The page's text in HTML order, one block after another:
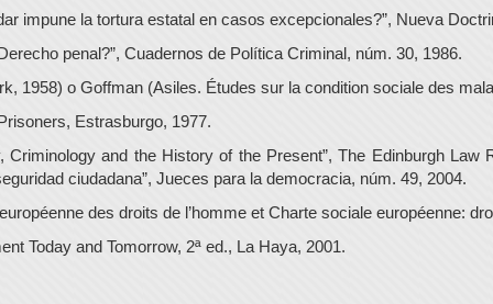
impune la tortura estatal en casos excepcionales?”, Nueva
penal?”, Cuadernos de Política Criminal, núm. 30, 1986.
1958) o Goffman (Asiles. Études sur la condition sociale des
Estrasburgo, 1977.
Criminology and the History of the Present”, The Edinburgh
ciudadana”, Jueces para la democracia, núm. 49, 2004.
des droits de l’homme et Charte sociale européenne:
Today and Tomorrow, 2ª ed., La Haya, 2001.